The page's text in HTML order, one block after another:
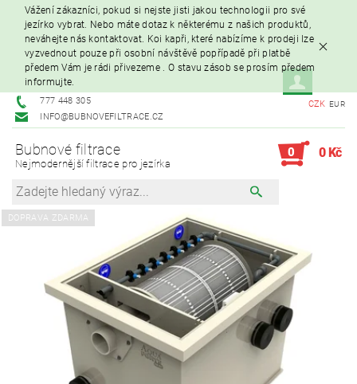
Vážení zákazníci, pokud si nejste jisti jakou technologii pro své
jezírko vybrat. Nebo máte dotaz k některému z našich produktů,
neváhejte nás kontaktovat. Koi kapři, které nabízíme k prodeji lze
vyzvednout pouze při osobní návštěvě popřípadě při platbě
předem Vám je rádi přivezeme . O stavu zásob se prosím předem
informujte.
777 448 305
INFO@BUBNOVEFILTRACE.CZ
CZK EUR
Bubnové filtrace
Nejmodernější filtrace pro jezírka
0 0 Kč
DOPRAVA ZDARMA